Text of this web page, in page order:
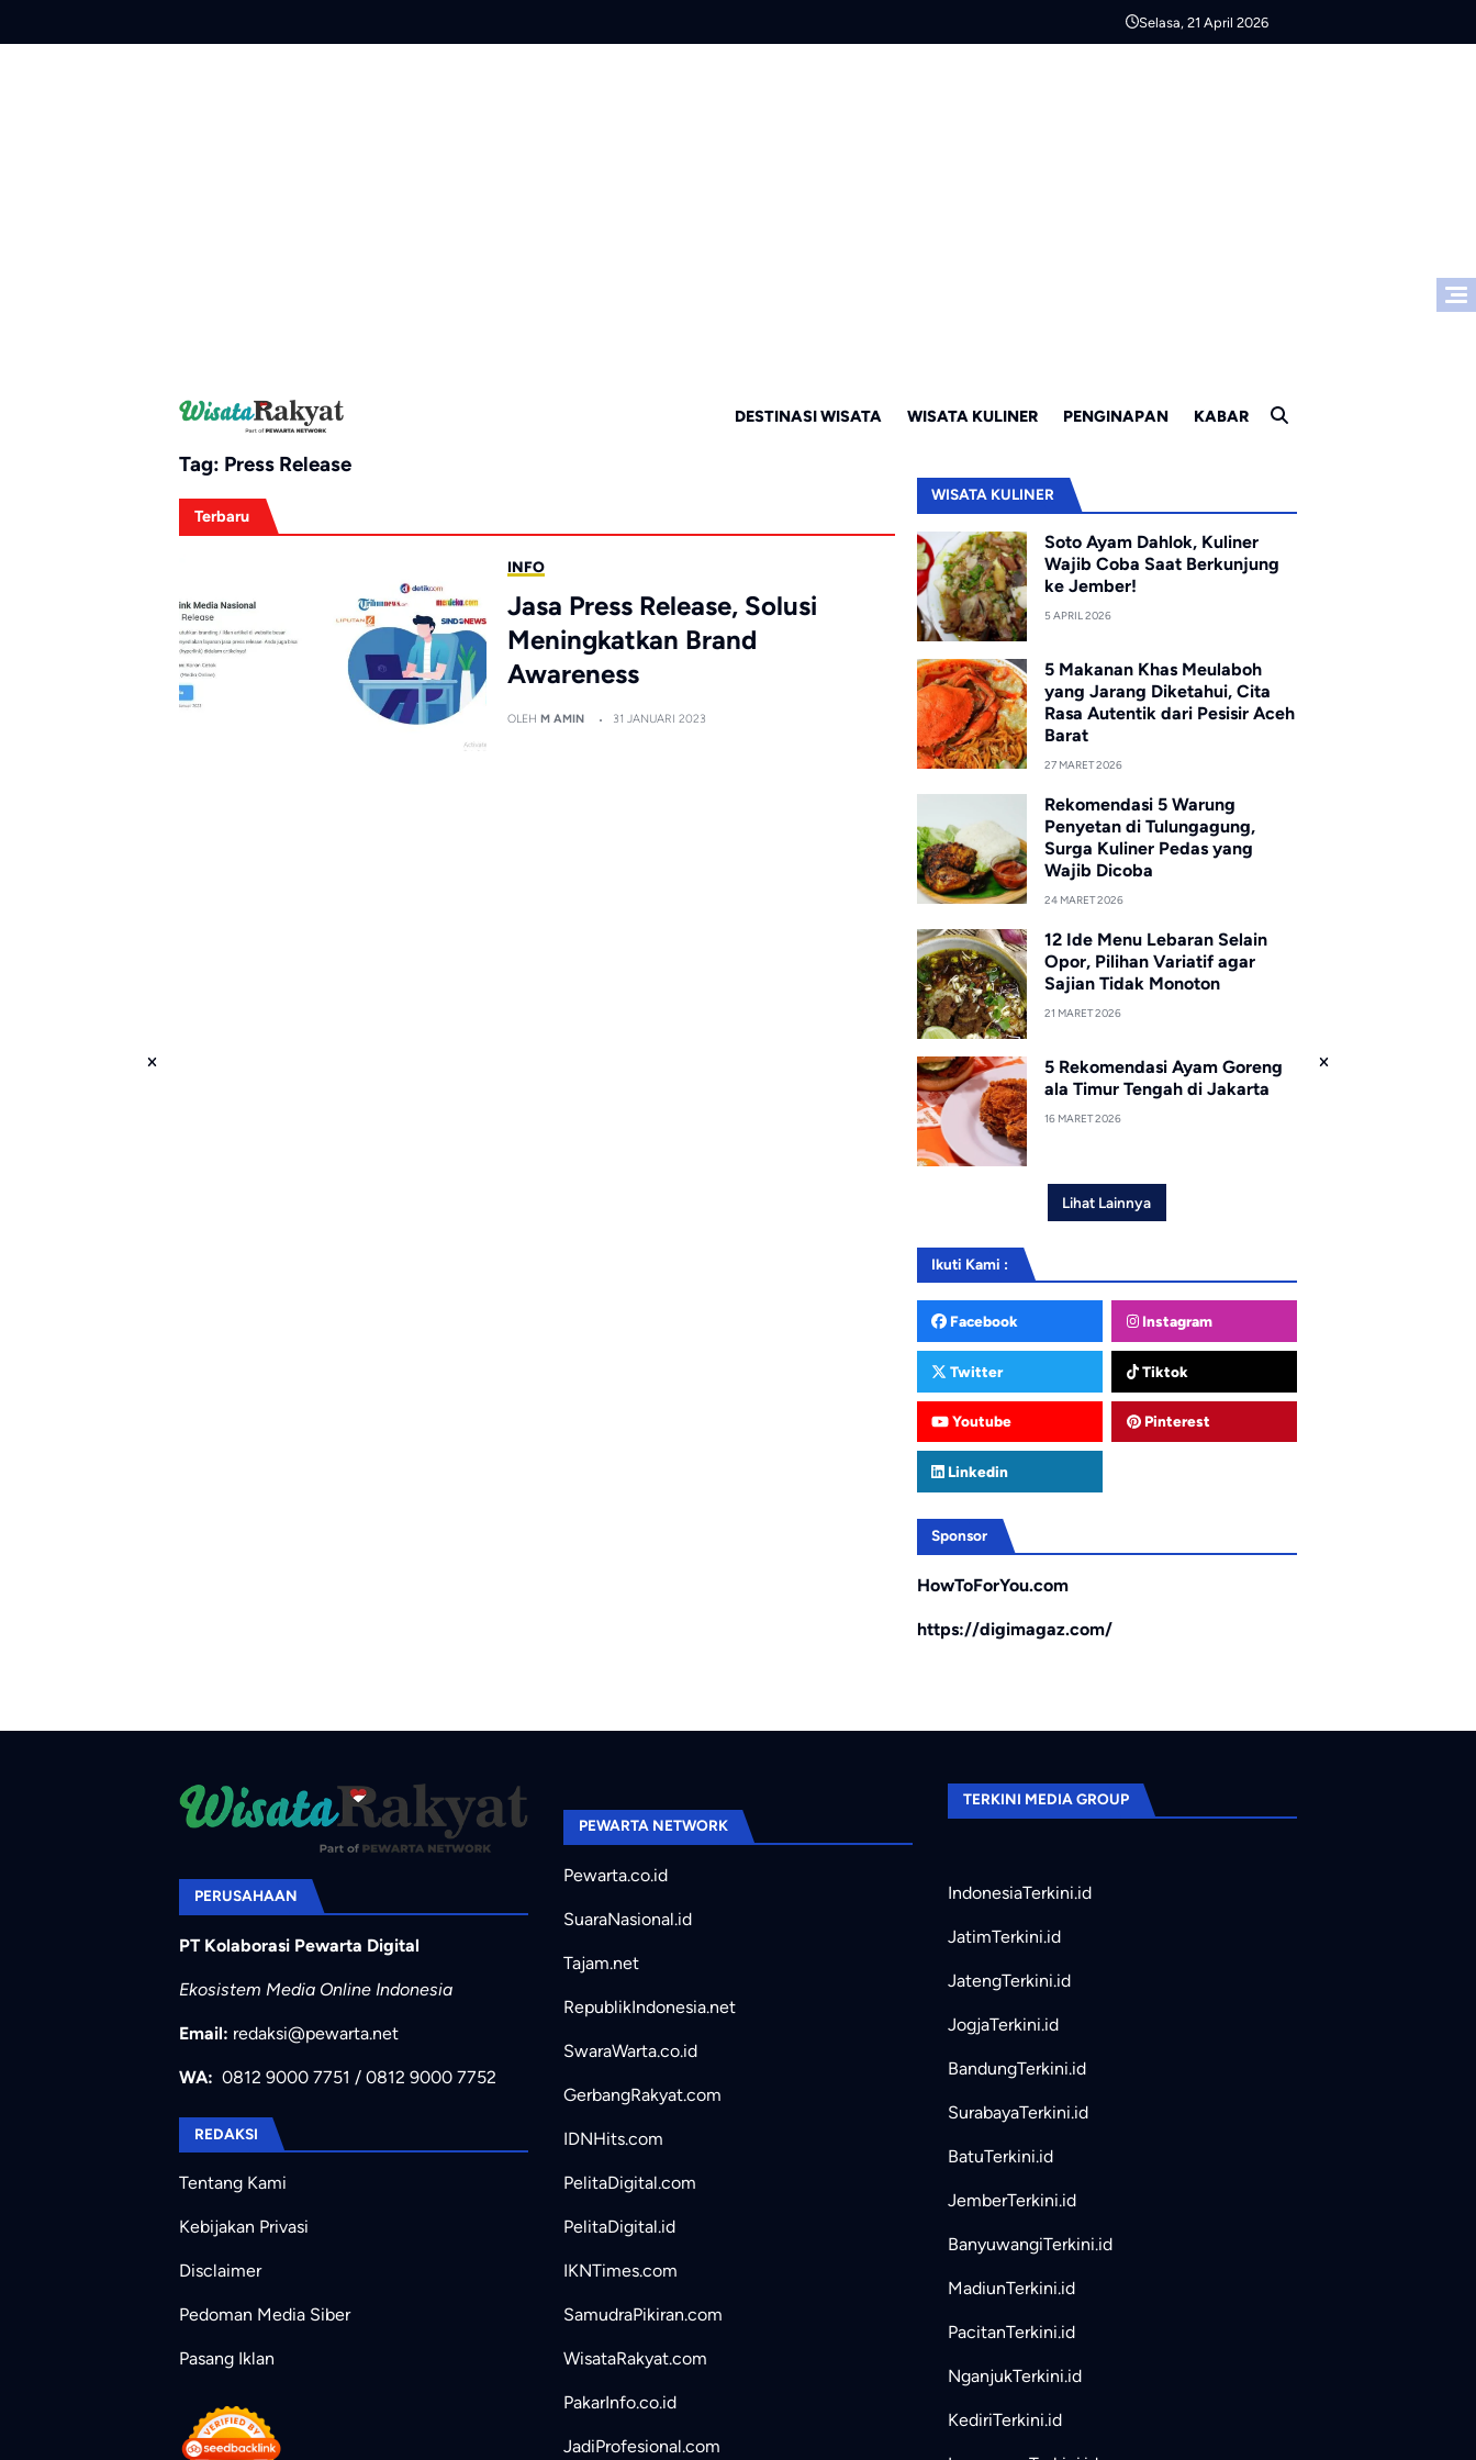
Selasa, 21 April 2026
DESTINASI WISATA WISATA KULINER PENGINAPAN KABAR
Tag: Press Release
Terbaru
INFO
Jasa Press Release, Solusi
Meningkatkan Brand
Awareness
OLEH M AMIN 31 JANUARI 2023
WISATA KULINER
Soto Ayam Dahlok, Kuliner
Wajib Coba Saat Berkunjung
ke Jember!
5 APRIL 2026
5 Makanan Khas Meulaboh
yang Jarang Diketahui, Cita
Rasa Autentik dari Pesisir Aceh
Barat
27 MARET 2026
Rekomendasi 5 Warung
Penyetan di Tulungagung,
Surga Kuliner Pedas yang
Wajib Dicoba
24 MARET 2026
12 Ide Menu Lebaran Selain
Opor, Pilihan Variatif agar
Sajian Tidak Monoton
21 MARET 2026
5 Rekomendasi Ayam Goreng
ala Timur Tengah di Jakarta
16 MARET 2026
Lihat Lainnya
Ikuti Kami :
Facebook Instagram
Twitter Tiktok
Youtube Pinterest
Linkedin
Sponsor
HowToForYou.com
https://digimagaz.com/
PERUSAHAAN
PT Kolaborasi Pewarta Digital
Ekosistem Media Online Indonesia
Email: redaksi@pewarta.net
WA: 0812 9000 7751 / 0812 9000 7752
REDAKSI
Tentang Kami
Kebijakan Privasi
Disclaimer
Pedoman Media Siber
Pasang Iklan
PEWARTA NETWORK
Pewarta.co.id
SuaraNasional.id
Tajam.net
RepublikIndonesia.net
SwaraWarta.co.id
GerbangRakyat.com
IDNHits.com
PelitaDigital.com
PelitaDigital.id
IKNTimes.com
SamudraPikiran.com
WisataRakyat.com
PakarInfo.co.id
JadiProfesional.com
TERKINI MEDIA GROUP
IndonesiaTerkini.id
JatimTerkini.id
JatengTerkini.id
JogjaTerkini.id
BandungTerkini.id
SurabayaTerkini.id
BatuTerkini.id
JemberTerkini.id
BanyuwangiTerkini.id
MadiunTerkini.id
PacitanTerkini.id
NganjukTerkini.id
KediriTerkini.id